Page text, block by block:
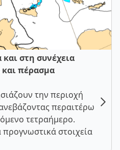
στη συνέχεια
πέρασμα
την περιοχή
περαιτέρω
τετραήμερο.
στοιχεία